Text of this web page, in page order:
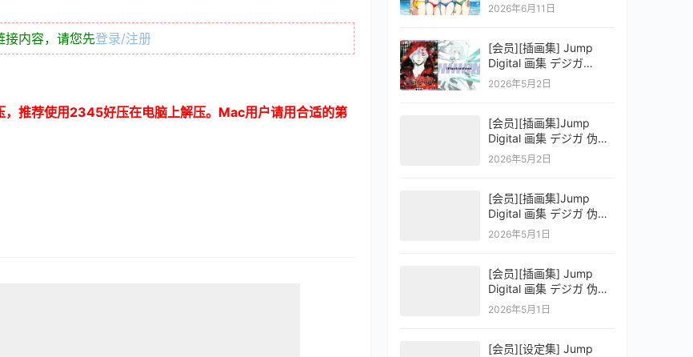
接内容，请您先登录/注册
推荐使用 2345好压在电脑上解压。 Mac用户请用合适的第
OFFICIAL VISUAL
2026年6月11日
[会员][插画集] Jump
Digital 画集 デジガ
D.Gray-man
2026年5月2日
[会员][插画集]Jump
Digital 画集 デジガ 伪恋
ニセコイ 3
2026年5月2日
[会员][插画集]Jump
Digital 画集 デジガ 伪恋
ニセコイ 2
2026年5月1日
[会员][插画集] Jump
Digital 画集 デジガ 伪恋
ニセコイ 1
2026年5月1日
[会员][设定集] Jump